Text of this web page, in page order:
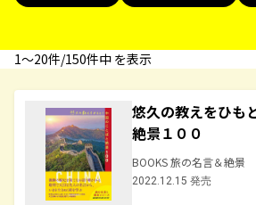
1〜20件/150件中 を表示
悠久の教えをひも
絶景１００
BOOKS 旅の名言＆絶景
2022.12.15 発売